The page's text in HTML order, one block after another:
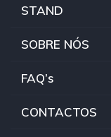
STAND
SOBRE NÓS
FAQ’s
CONTACTOS